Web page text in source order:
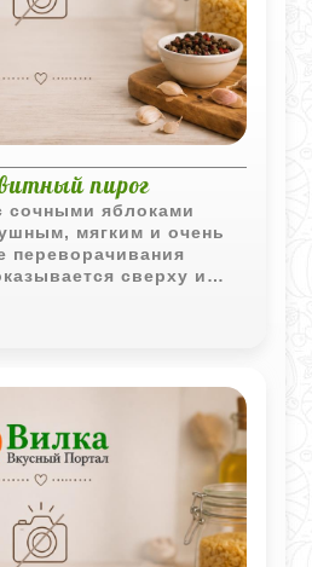
пирог
сочными яблоками
мягким и очень
сверху и
аппетитным.